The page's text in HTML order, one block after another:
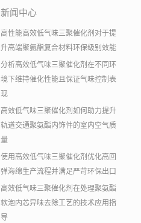
新闻中心
高性能高效低气味三聚催化剂对于提
升高端聚氨酯复合材料环保级别效能
分析高效低气味三聚催化剂在不同环
境下维持催化性能且保证气味控制表
现
高效低气味三聚催化剂如何助力提升
轨道交通聚氨酯内饰件的室内空气质
量
使用高效低气味三聚催化剂优化高回
弹海绵生产流程并满足严苛环保出口
高效低气味三聚催化剂在处理聚氨酯
软泡内芯异味去除工艺的技术应用指
导